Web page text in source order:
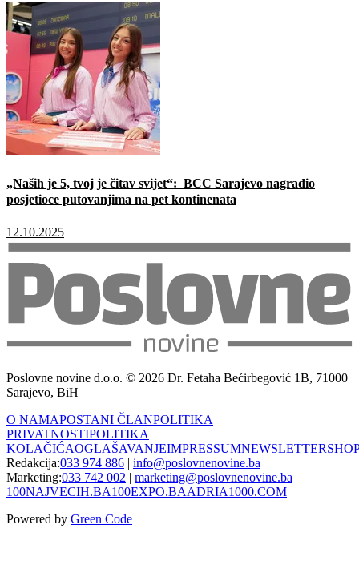
„Naših je 5, tvoj je čitav svijet“: BCC Sarajevo nagradio
posjetioce putovanjima na pet kontinenata
12.10.2025
Poslovne novine d.o.o. © 2026 Dr. Fetaha Bećirbegović 1B, 71000
Sarajevo, BiH
O NAMAPOSTANI ČLANPOLITIKA
PRIVATNOSTIPOLITIKA
KOLAČIĆAOGLAŠAVANJEIMPRESSUMNEWSLETTER
Redakcija:033 974 886 | info@poslovnenovine.ba
Marketing:033 742 002 | marketing@poslovnenovine.ba
100NAJVECIH.BA100EXPO.BAADRIA1000.COM
Powered by Green Code